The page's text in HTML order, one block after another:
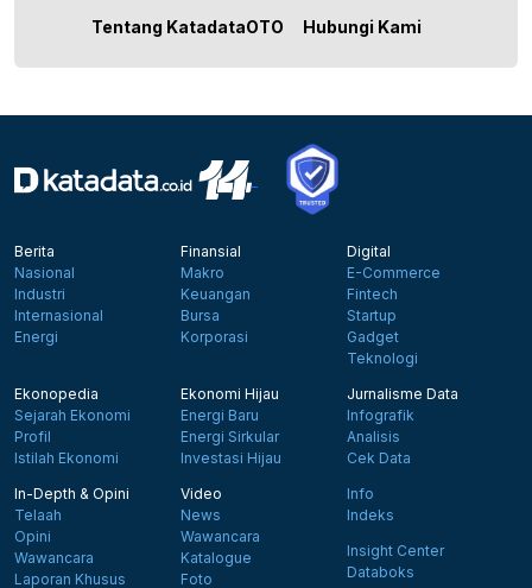
Tentang KatadataOTO Hubungi Kami
Berita
Nasional
Industri
Internasional
Energi
Finansial
Makro
Keuangan
Bursa
Korporasi
Digital
E-Commerce
Fintech
Startup
Gadget
Teknologi
Ekonopedia
Sejarah Ekonomi
Profil
Istilah Ekonomi
Ekonomi Hijau
Energi Baru
Energi Sirkular
Investasi Hijau
Jurnalisme Data
Infografik
Analisis
Cek Data
In-Depth & Opini
Telaah
Opini
Wawancara
Laporan Khusus
Video
News
Wawancara
Katalogue
Foto
Info
Indeks
Insight Center
Databoks